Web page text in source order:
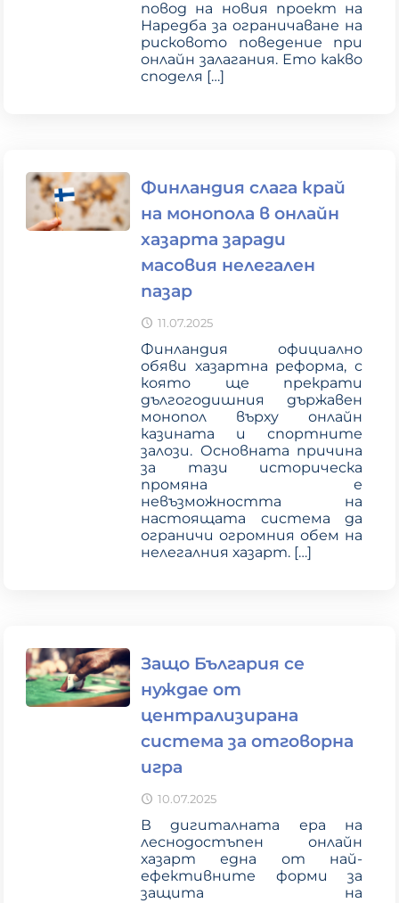
повод на новия проект на
Наредба за ограничаване на
рисковото поведение при
онлайн залагания. Ето какво
споделя […]
Финландия слага край
на монопола в онлайн
хазарта заради
масовия нелегален
пазар
11.07.2025
Финландия официално
обяви хазартна реформа, с
която ще прекрати
дългогодишния държавен
монопол върху онлайн
казината и спортните
залози. Основната причина
за тази историческа
промяна е
невъзможността на
настоящата система да
ограничи огромния обем на
нелегалния хазарт. […]
Защо България се
нуждае от
централизирана
система за отговорна
игра
10.07.2025
В дигиталната ера на
леснодостъпен онлайн
хазарт една от най-
ефективните форми за
защита на